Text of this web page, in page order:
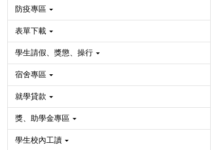
防疫專區
表單下載
學生請假、獎懲、操行
宿舍專區
就學貸款
獎、助學金專區
學生校內工讀